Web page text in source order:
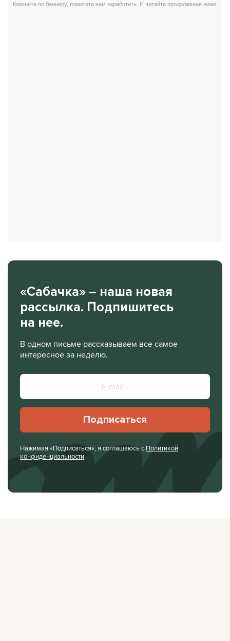
«Сабачка» – наша новая
рассылка. Подпишитесь
на нее.
В одном письме рассказываем все самое
интересное за неделю.
Подписаться
Нажимая «Подписаться», я соглашаюсь с Политикой
конфиденциальности.